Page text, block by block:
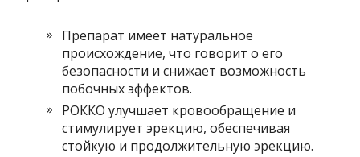
Препарат имеет натуральное
происхождение, что говорит о его
безопасности и снижает возможность
побочных эффектов.
РОККО улучшает кровообращение и
стимулирует эрекцию, обеспечивая
стойкую и продолжительную эрекцию.